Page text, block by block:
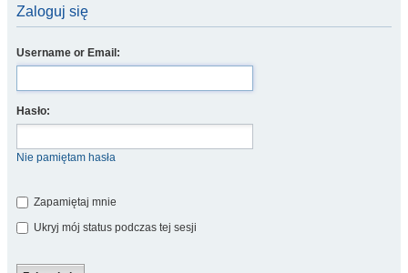
Zaloguj się
Username or Email:
Hasło:
Nie pamiętam hasła
Zapamiętaj mnie
Ukryj mój status podczas tej sesji